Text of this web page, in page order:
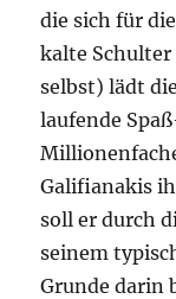
die sich für
kalte Schulter
selbst) lädt
laufende
Galifianakis
soll er durch
seinem
Grunde darin